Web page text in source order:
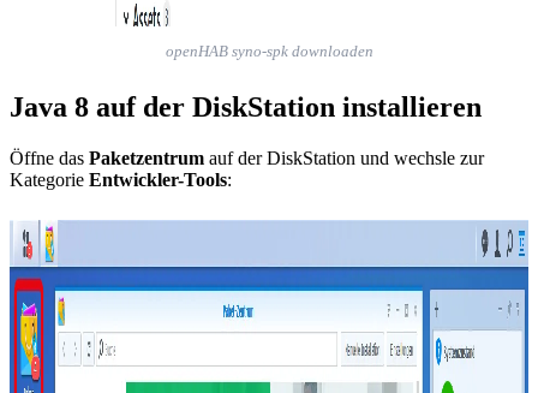
openHAB syno-spk downloaden
Java 8 auf der DiskStation installieren
Öffne das Paketzentrum auf der DiskStation und wechsle zur
Kategorie Entwickler-Tools: